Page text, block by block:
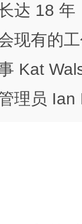
达 18
现有的
Kat
理员 Ian